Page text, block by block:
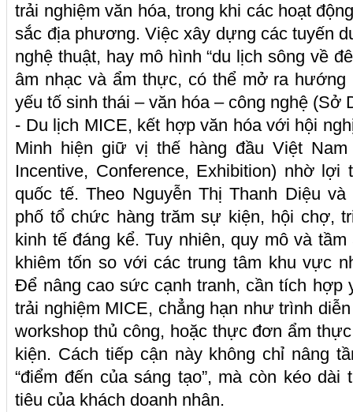
trải nghiệm văn hóa, trong khi các hoạt
sắc địa phương. Việc xây dựng các tuyến
nghệ thuật, hay mô hình “du lịch sông về
âm nhạc và ẩm thực, có thể mở ra hướng
yếu tố sinh thái – văn hóa – công nghệ (Sở
- Du lịch MICE, kết hợp văn hóa với hội
Minh hiện giữ vị thế hàng đầu Việt
Incentive, Conference, Exhibition) nhờ
quốc tế. Theo Nguyễn Thị Thanh Diệu và
phố tổ chức hàng trăm sự kiện, hội chợ,
kinh tế đáng kể. Tuy nhiên, quy mô và
khiêm tốn so với các trung tâm khu vực
Để nâng cao sức cạnh tranh, cần tích hợp
trải nghiệm MICE, chẳng hạn như trình
workshop thủ công, hoặc thực đơn ẩm
kiện. Cách tiếp cận này không chỉ nâng
“điểm đến của sáng tạo”, mà còn kéo
tiêu của khách doanh nhân.